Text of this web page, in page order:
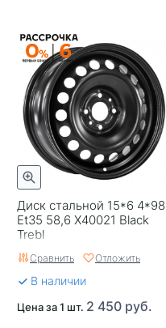
Диск стальной 15*6 4*98
Et35 58,6 X40021 Black
Trebl
Сравнить Отложить
В наличии
Цена за 1 шт. 2 450 руб.